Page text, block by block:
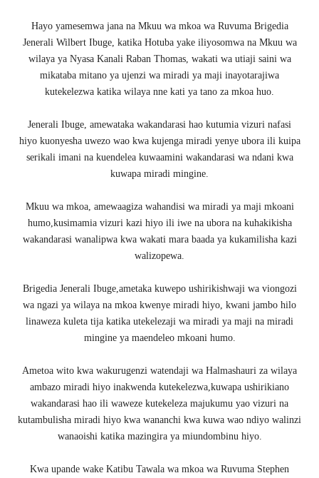
Hayo yamesemwa jana na Mkuu wa mkoa wa Ruvuma Brigedia
Jenerali Wilbert Ibuge, katika Hotuba yake iliyosomwa na Mkuu wa
wilaya ya Nyasa Kanali Raban Thomas, wakati wa utiaji saini wa
mikataba mitano ya ujenzi wa miradi ya maji inayotarajiwa
kutekelezwa katika wilaya nne kati ya tano za mkoa huo.
Jenerali Ibuge, amewataka wakandarasi hao kutumia vizuri nafasi
hiyo kuonyesha uwezo wao kwa kujenga miradi yenye ubora ili kuipa
serikali imani na kuendelea kuwaamini wakandarasi wa ndani kwa
kuwapa miradi mingine.
Mkuu wa mkoa, amewaagiza wahandisi wa miradi ya maji mkoani
humo,kusimamia vizuri kazi hiyo ili iwe na ubora na kuhakikisha
wakandarasi wanalipwa kwa wakati mara baada ya kukamilisha kazi
walizopewa.
Brigedia Jenerali Ibuge,ametaka kuwepo ushirikishwaji wa viongozi
wa ngazi ya wilaya na mkoa kwenye miradi hiyo, kwani jambo hilo
linaweza kuleta tija katika utekelezaji wa miradi ya maji na miradi
mingine ya maendeleo mkoani humo.
Ametoa wito kwa wakurugenzi watendaji wa Halmashauri za wilaya
ambazo miradi hiyo inakwenda kutekelezwa,kuwapa ushirikiano
wakandarasi hao ili waweze kutekeleza majukumu yao vizuri na
kutambulisha miradi hiyo kwa wananchi kwa kuwa wao ndiyo walinzi
wanaoishi katika mazingira ya miundombinu hiyo.
Kwa upande wake Katibu Tawala wa mkoa wa Ruvuma Stephen